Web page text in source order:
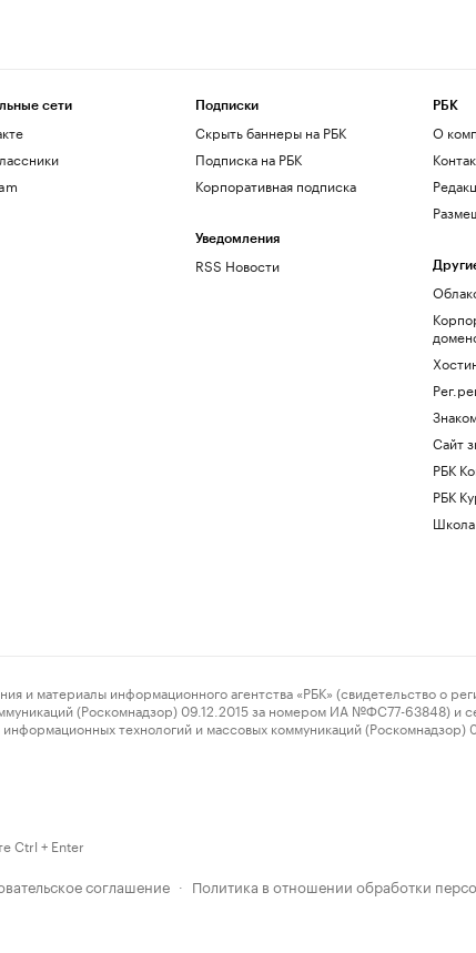
сети Подписки
Скрыть баннеры на РБК
Подписка на РБК
Корпоративная подписка
Уведомления
RSS Новости
РБК
О
Сайт
РБК
РБК
информационного агентства «РБК» (свидетельство о
(Роскомнадзор) 09.12.2015 за номером ИА №ФС77-63848) и
технологий и массовых коммуникаций
Ctrl + Enter
соглашение · Политика в отношении обработки